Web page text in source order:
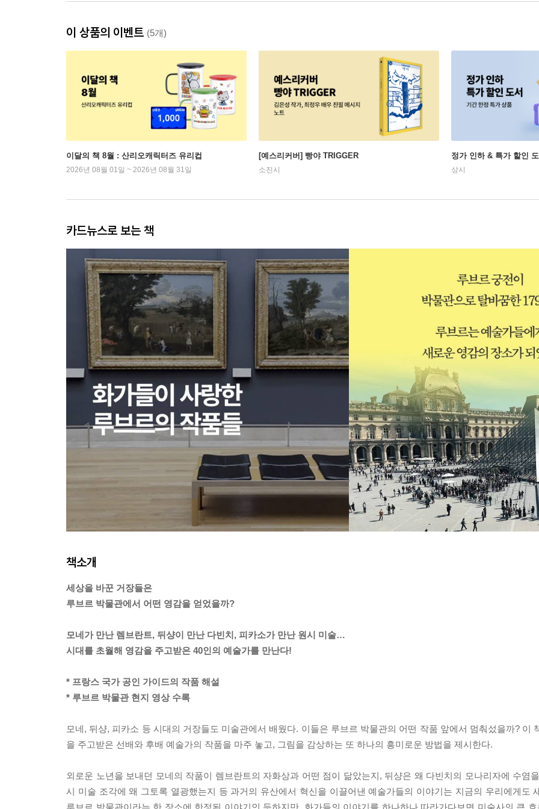
이 상품의 이벤트 (5개)
이달의 책 8월 : 산리오캐릭터즈 유리컵
2026년 08월 01일 ~ 2026년 08월 31일
[예스리커버] 빵야 TRIGGER
소진시
정가 인하 & 특가 할인
상시
카드뉴스로 보는 책
책소개
세상을 바꾼 거장들은
루브르 박물관에서 어떤 영감을 얻었을까?
모네가 만난 렘브란트, 뒤샹이 만난 다빈치, 피카소가 만난 원시 미술…
시대를 초월해 영감을 주고받은 40인의 예술가를 만난다!
* 프랑스 국가 공인 가이드의 작품 해설
* 루브르 박물관 현지 영상 수록
모네, 뒤샹, 피카소 등 시대의 거장들도 미술관에서 배웠다. 이들은 루브르 박물관의 어떤 작품 앞에서 멈춰섰을까? 이
을 주고받은 선배와 후배 예술가의 작품을 마주 놓고, 그림을 감상하는 또 하나의 흥미로운 방법을 제시한다.
외로운 노년을 보내던 모네의 작품이 렘브란트의 자화상과 어떤 점이 닮았는지, 뒤샹은 왜 다빈치의 모나리자에 수염
시 미술 조각에 왜 그토록 열광했는지 등 과거의 유산에서 혁신을 이끌어낸 예술가들의 이야기는 지금의 우리에게도